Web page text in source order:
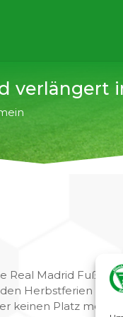
verlängert
Real Madrid
Herbstferien
keinen Platz mehr